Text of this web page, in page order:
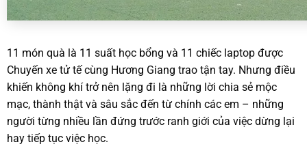
11 món quà là 11 suất học bổng và 11 chiếc laptop được
Chuyến xe tử tế cùng Hương Giang trao tận tay. Nhưng điều
khiến không khí trở nên lặng đi là những lời chia sẻ mộc
mạc, thành thật và sâu sắc đến từ chính các em – những
người từng nhiều lần đứng trước ranh giới của việc dừng lại
hay tiếp tục việc học.